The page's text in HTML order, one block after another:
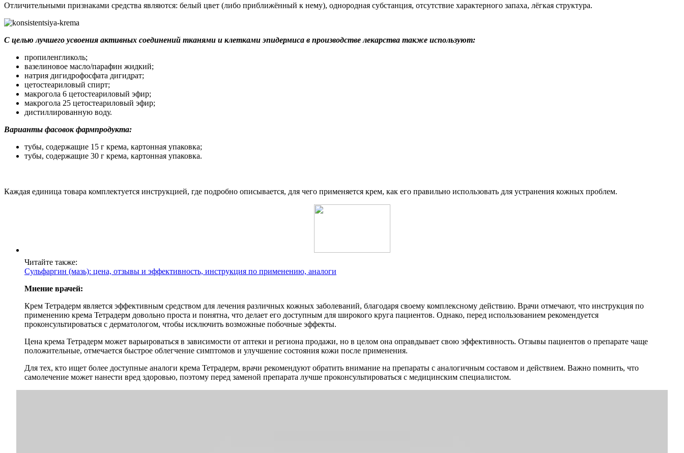
Отличительными признаками средства являются: белый цвет (либо приближённый к нему), однородная субстанция, отсутствие характерного запаха, лёгкая структура.
С целью лучшего усвоения активных соединений тканями и клетками эпидермиса в производстве лекарства также используют:
пропиленгликоль;
вазелиновое масло/парафин жидкий;
натрия дигидрофосфата дигидрат;
цетостеариловый спирт;
макрогола 6 цетостеариловый эфир;
макрогола 25 цетостеариловый эфир;
дистиллированную воду.
Варианты фасовок фармпродукта:
тубы, содержащие 15 г крема, картонная упаковка;
тубы, содержащие 30 г крема, картонная упаковка.
Каждая единица товара комплектуется инструкцией, где подробно описывается, для чего применяется крем, как его правильно использовать для устранения кожных проблем.
Читайте также:
Сульфаргин (мазь): цена, отзывы и эффективность, инструкция по применению, аналоги
Мнение врачей:
Крем Тетрадерм является эффективным средством для лечения различных кожных заболеваний, благодаря своему комплексному действию. Врачи отмечают, что инструкция по
применению крема Тетрадерм довольно проста и понятна, что делает его доступным для широкого круга пациентов. Однако, перед использованием рекомендуется
проконсультироваться с дерматологом, чтобы исключить возможные побочные эффекты.
Цена крема Тетрадерм может варьироваться в зависимости от аптеки и региона продажи, но в целом она оправдывает свою эффективность. Отзывы пациентов о препарате чаще
положительные, отмечается быстрое облегчение симптомов и улучшение состояния кожи после применения.
Для тех, кто ищет более доступные аналоги крема Тетрадерм, врачи рекомендуют обратить внимание на препараты с аналогичным составом и действием. Важно помнить, что
самолечение может нанести вред здоровью, поэтому перед заменой препарата лучше проконсультироваться с медицинским специалистом.